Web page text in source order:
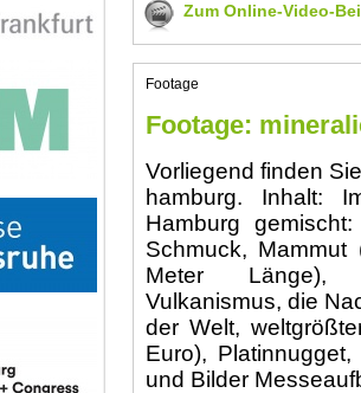
Zum Online-Video-
Footage
Footage:
Vorliegend finden
hamburg. Inhalt:
Hamburg
Schmuck,
Meter Länge),
Vulkanismus, die
der Welt,
Euro),
und Bilder